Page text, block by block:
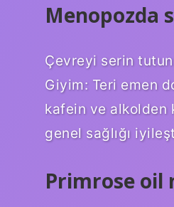
Menopozda
Çevreyi serin
Giyim: Teri emen
kafein ve alkolden
genel sağlığı
Primrose oil